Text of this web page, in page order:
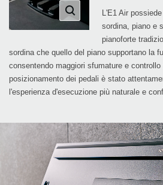
L'E1 Air
sordina, piano e
pianoforte
sordina che quello del piano supportano la
consentendo maggiori sfumature e controllo
posizionamento dei pedali è stato
l'esperienza d'esecuzione più naturale e